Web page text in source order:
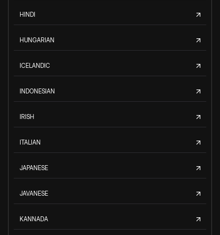
HINDI
HUNGARIAN
ICELANDIC
INDONESIAN
IRISH
ITALIAN
JAPANESE
JAVANESE
KANNADA